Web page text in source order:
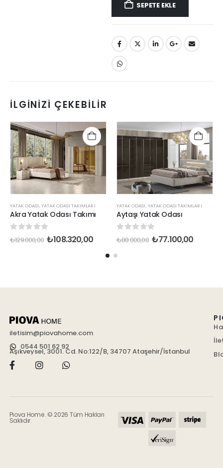
SEPETE EKLE
İLGINIZI ÇEKEBILIR
YATAK ODASI,YATAK ODASI TAKIMLARI
Akra Yatak Odası Takımı
out of 5
₺129.000,00 ₺108.320,00
YATAK ODASI,YATAK ODASI TAKIMLARI
Aytaşı Yatak Odası
out of 5
₺88.000,00 ₺77.100,00
iletisim@piovahome.com
0544 501 62 92
Aşıkveysel, 3001. Cd. No:122/B, 34707 Ataşehir/İstanbul
Piova Home. © 2026 Tüm Hakları
Saklıdır.